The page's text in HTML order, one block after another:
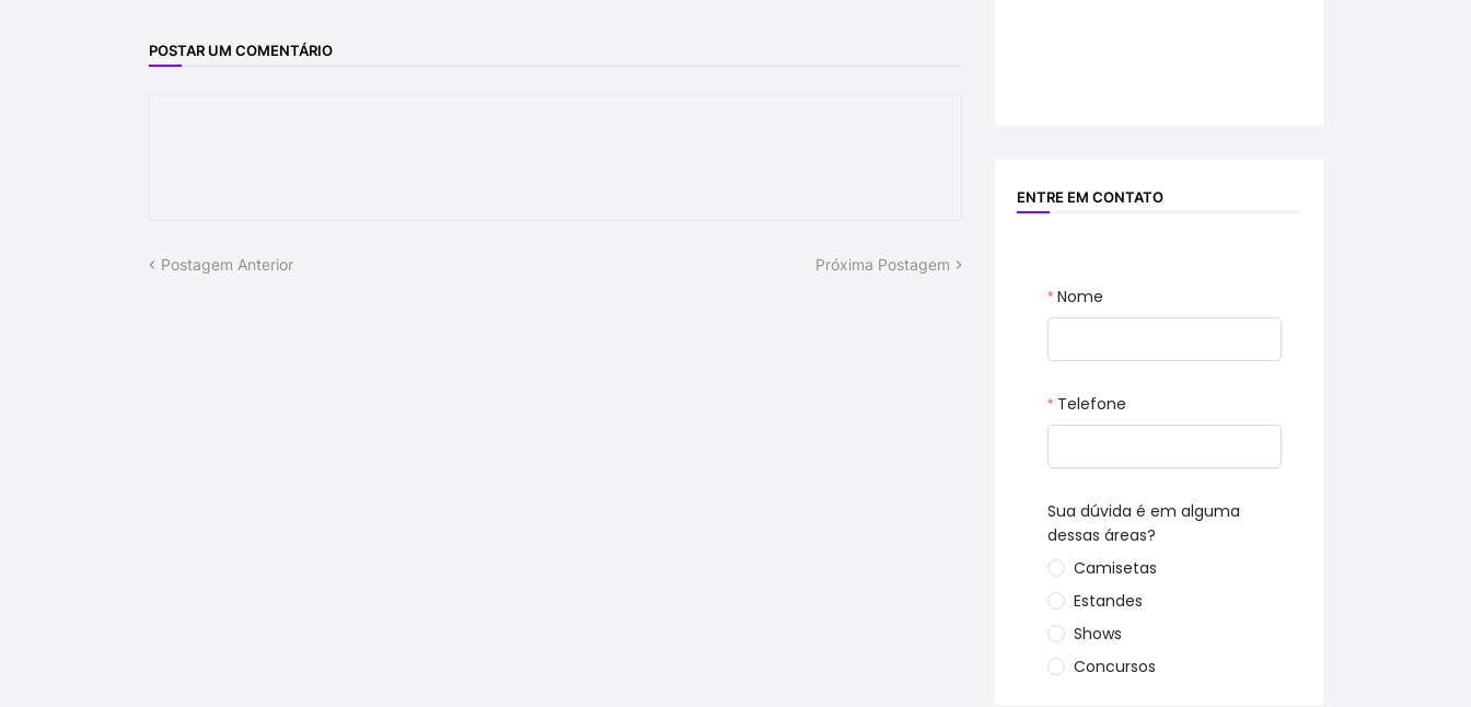
POSTAR UM COMENTÁRIO
Postagem Anterior Próxima Postagem
ENTRE EM CONTATO